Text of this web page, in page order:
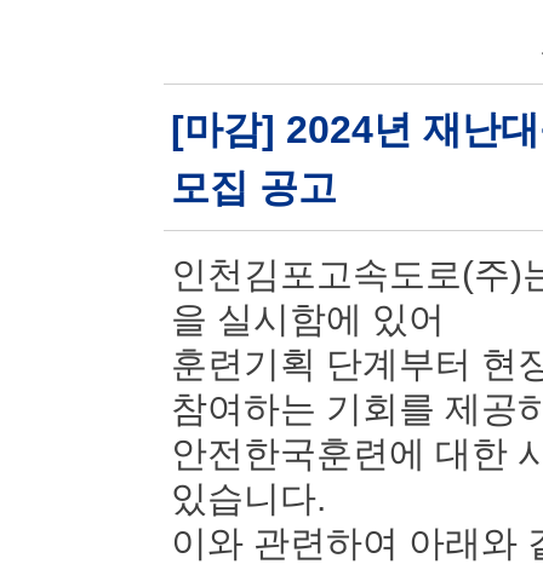
[마감] 2024년 재난
모집 공고
인천김포고속도로(주)
을 실시함에 있어
훈련기획 단계부터 현
참여하는 기회를 제공
안전한국훈련에 대한
있습니다.
이와 관련하여 아래와